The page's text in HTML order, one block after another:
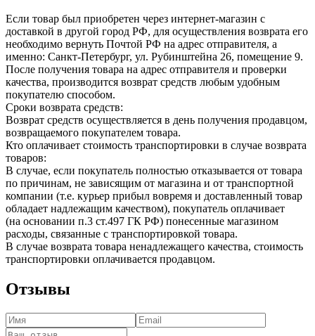
Если товар был приобретен через интернет-магазин с
доставкой в другой город РФ, для осуществления возврата его
необходимо вернуть Почтой РФ на адрес отправителя, а
именно: Санкт-Петербург, ул. Рубинштейна 26, помещение 9.
После получения товара на адрес отправителя и проверки
качества, производится возврат средств любым удобным
покупателю способом.
Сроки возврата средств:
Возврат средств осуществляется в день получения продавцом,
возвращаемого покупателем товара.
Кто оплачивает стоимость транспортировки в случае возврата
товаров:
В случае, если покупатель полностью отказывается от товара
по причинам, не зависящим от магазина и от транспортной
компании (т.е. курьер прибыл вовремя и доставленный товар
обладает надлежащим качеством), покупатель оплачивает
(на основании п.3 ст.497 ГК РФ) понесенные магазином
расходы, связанные с транспортировкой товара.
В случае возврата товара ненадлежащего качества, стоимость
транспортировки оплачивается продавцом.
Отзывы